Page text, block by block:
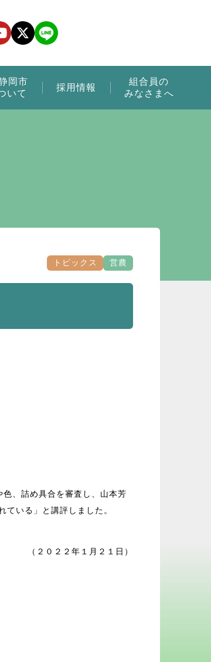
岡市
いて
採用情報
組合員の
みなさまへ
トピックス 営農
、詰め具合を審査し、山本芳
いる」と講評しました。
（２０２２年１月２１日）